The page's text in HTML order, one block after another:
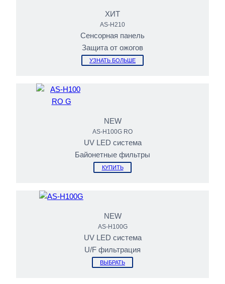
ХИТ
AS-H210
Сенсорная панель
Защита от ожогов
УЗНАТЬ БОЛЬШЕ
NEW
AS-H100G RO
UV LED cистема
Байонетные фильтры
КУПИТЬ
NEW
AS-H100G
UV LED cистема
U/F фильтрация
ВЫБРАТЬ